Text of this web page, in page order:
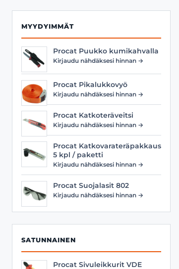
MYYDYIMMÄT
Procat Puukko kumikahvalla
Kirjaudu nähdäksesi hinnan →
Procat Pikalukkovyö
Kirjaudu nähdäksesi hinnan →
Procat Katkoteräveitsi
Kirjaudu nähdäksesi hinnan →
Procat Katkovarateräpakkaus
5 kpl / paketti
Kirjaudu nähdäksesi hinnan →
Procat Suojalasit 802
Kirjaudu nähdäksesi hinnan →
SATUNNAINEN
Procat Sivuleikkurit VDE